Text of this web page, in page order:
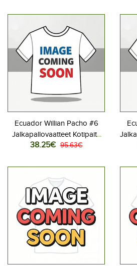
Ecuador Willian Pacho #6
Jalkapallovaatteet Kotipaita
MM-kisat 2026 Lyhythihainen
38.25€ 95.63€